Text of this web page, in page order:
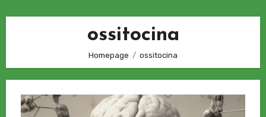
ossitocina
Homepage ossitocina